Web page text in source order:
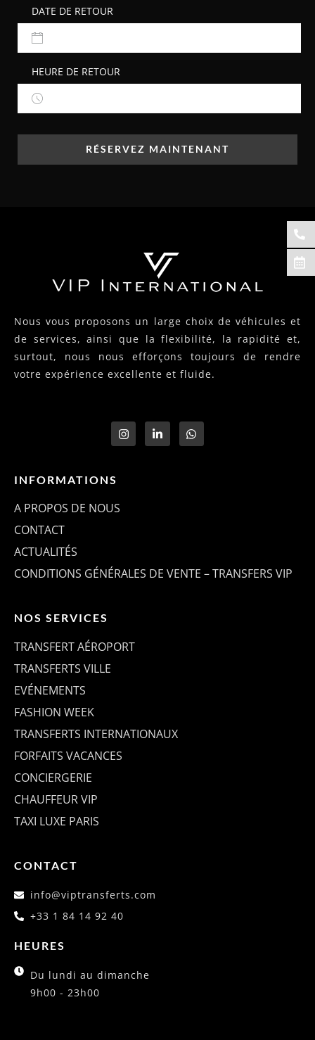
HEURE DE RETOUR
Nous vous proposons un large choix de véhicules et
de services, ainsi que la flexibilité, la rapidité et,
surtout, nous nous efforçons toujours de rendre
votre expérience excellente et fluide.
INFORMATIONS
A PROPOS DE NOUS
CONTACT
ACTUALITÉS
CONDITIONS GÉNÉRALES DE VENTE – TRANSFERS VIP
NOS SERVICES
TRANSFERT AÉROPORT
TRANSFERTS VILLE
EVÉNEMENTS
FASHION WEEK
TRANSFERTS INTERNATIONAUX
FORFAITS VACANCES
CONCIERGERIE
CHAUFFEUR VIP
TAXI LUXE PARIS
CONTACT
info@viptransferts.com
+33 1 84 14 92 40
HEURES
Du lundi au dimanche
9h00 - 23h00